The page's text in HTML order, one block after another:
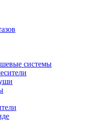
системы